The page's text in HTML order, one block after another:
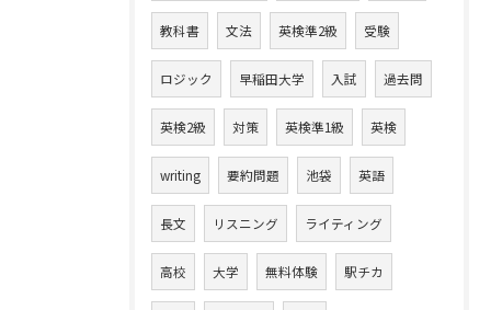
教科書 文法 英検準2級 受験
ロジック 早稲田大学 入試 過去問
英検2級 対策 英検準1級 英検
writing 要約問題 池袋 英語
長文 リスニング ライティング
高校 大学 無料体験 駅チカ